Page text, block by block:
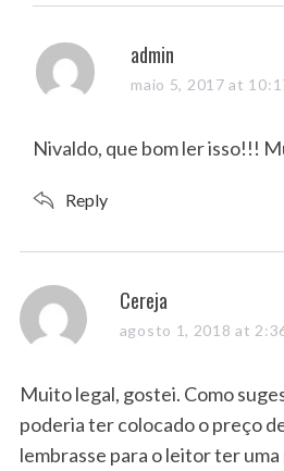
s
a
s
admin
maio 5, 2017 at
Nivaldo, que bom ler isso!!!
Reply
s
a
s
:
Cereja
agosto 1, 2018 at
Muito legal, gostei. Como
poderia ter colocado o preço
lembrasse para o leitor ter uma